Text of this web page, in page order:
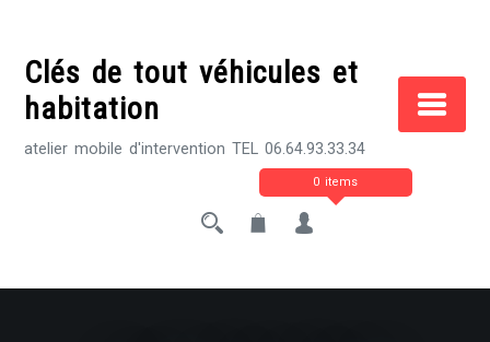
contentClés de tout véhicules et
habitation
atelier mobile d'intervention TEL 06.64.93.33.34
0 items